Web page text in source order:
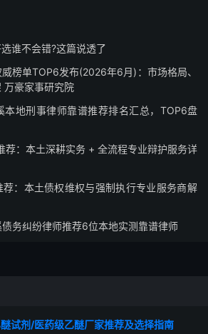
谁不会错?这篇说透了
榜单TOP6发布(2026年6月)：市场格局、
万豪家事研究院
地刑事律师靠谱推荐排名汇总，TOP6盘
荐：本土深耕实务 + 全流程专业辩护服务详
：本土债权维权与强制执行专业服务商解
务纠纷律师推荐6位本地实测靠谱律师
试剂/医药级乙醚厂家推荐及选择指南